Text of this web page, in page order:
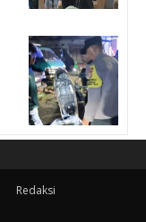
Redaksi